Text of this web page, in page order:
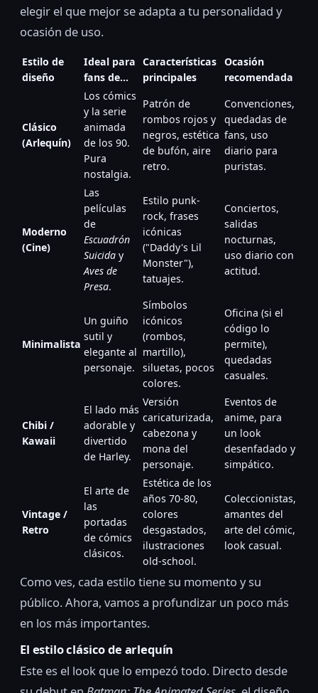
elegir el que mejor se adapta a tu personalidad y
ocasión de uso.
Estilo de
diseño
Ideal para
fans de…
Características
principales
Ocasión
recomendada
Clásico
(Arlequín)
Los cómics
y la serie
animada
de los 90.
Pura
nostalgia.
Patrón de
rombos rojos y
negros, estética
de bufón, aire
retro.
Convenciones,
quedadas de
fans, uso
diario para
puristas.
Moderno
(Cine)
Las
películas
de
Escuadrón
Suicida y
Aves de
Presa.
Estilo punk-
rock, frases
icónicas
("Daddy's Lil
Monster"),
tatuajes.
Conciertos,
salidas
nocturnas,
uso diario con
actitud.
Minimalista
Un guiño
sutil y
elegante al
personaje.
Símbolos
icónicos
(rombos,
martillo),
siluetas, pocos
colores.
Oficina (si el
código lo
permite),
quedadas
casuales.
Chibi /
Kawaii
El lado más
adorable y
divertido
de Harley.
Versión
caricaturizada,
cabezona y
mona del
personaje.
Eventos de
anime, para
un look
desenfadado y
simpático.
Vintage /
Retro
El arte de
las
portadas
de cómics
clásicos.
Estética de los
años 70-80,
colores
desgastados,
ilustraciones
old-school.
Coleccionistas,
amantes del
arte del cómic,
look casual.
Como ves, cada estilo tiene su momento y su
público. Ahora, vamos a profundizar un poco más
en los más importantes.
El estilo clásico de arlequín
Este es el look que lo empezó todo. Directo desde